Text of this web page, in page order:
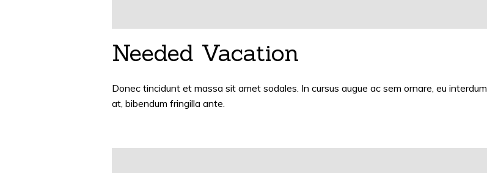
Needed Vacation
Donec tincidunt et massa sit amet sodales. In cursus augue ac sem ornare, eu
at, bibendum fringilla ante.